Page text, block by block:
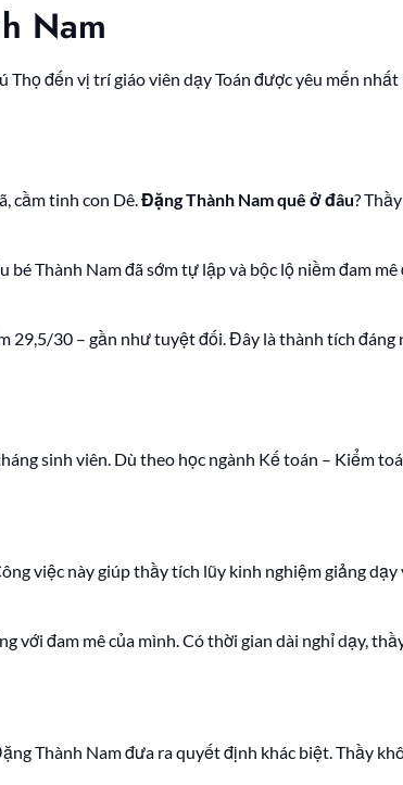
Nam
đến vị trí giáo viên dạy Toán được yêu mến
cầm tinh con Dê.Đặng Thành Nam quê ở đâu?
Thành Nam đã sớm tự lập và bộc lộ niềm đam
29,5/30 – gần như tuyệt đối. Đây là thành tích đáng
sinh viên. Dù theo học ngành Kế toán – Kiểm
việc này giúp thầy tích lũy kinh nghiệm giảng dạy
với đam mê của mình. Có thời gian dài nghỉ dạy,
Thành Nam đưa ra quyết định khác biệt. Thầy